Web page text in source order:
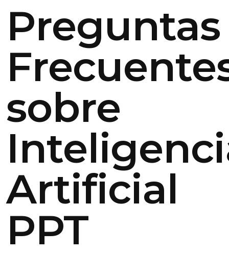
Preguntas
sobre
Artificial
PPT